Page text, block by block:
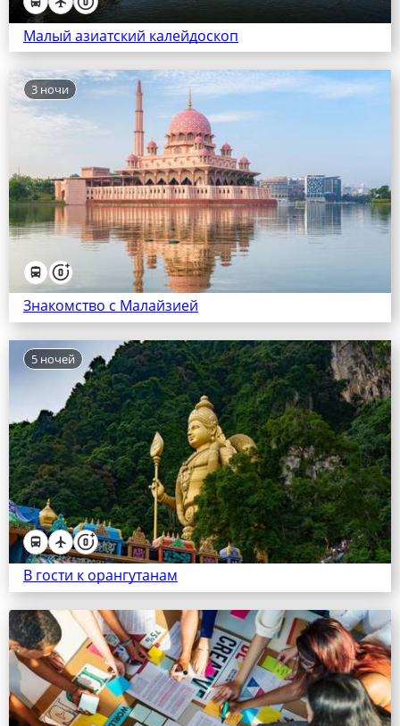
Малый азиатский калейдоскоп
3 ночи
Знакомство с Малайзией
5 ночей
В гости к орангутанам